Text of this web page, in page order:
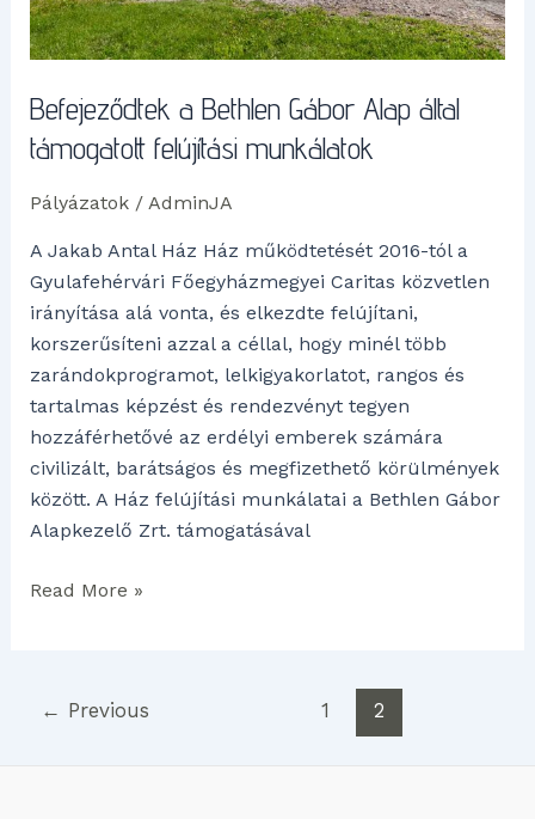
Befejeződtek a Bethlen Gábor Alap által
támogatott felújítási munkálatok
Pályázatok/ AdminJA
A Jakab Antal Ház Ház működtetését 2016-tól a
Gyulafehérvári Főegyházmegyei Caritas közvetlen
irányítása alá vonta, és elkezdte felújítani,
korszerűsíteni azzal a céllal, hogy minél több
zarándokprogramot, lelkigyakorlatot, rangos és
tartalmas képzést és rendezvényt tegyen
hozzáférhetővé az erdélyi emberek számára
civilizált, barátságos és megfizethető körülmények
között. A Ház felújítási munkálatai a Bethlen Gábor
Alapkezelő Zrt. támogatásával
Read More »
← Previous 1 2